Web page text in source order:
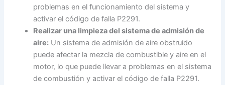
problemas en el funcionamiento del sistema y
activar el código de falla P2291.
Realizar una limpieza del sistema de admisión de
aire: Un sistema de admisión de aire obstruido
puede afectar la mezcla de combustible y aire en el
motor, lo que puede llevar a problemas en el sistema
de combustión y activar el código de falla P2291.